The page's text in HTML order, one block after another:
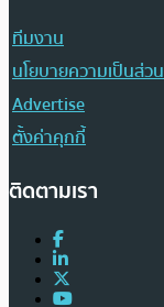
ทีมงาน
นโยบายความเป็นส่ว
Advertise
ตั้งค่าคุกกี้
ติดตามเรา